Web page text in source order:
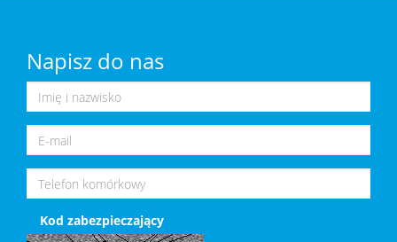
Napisz do nas
Kod zabezpieczający